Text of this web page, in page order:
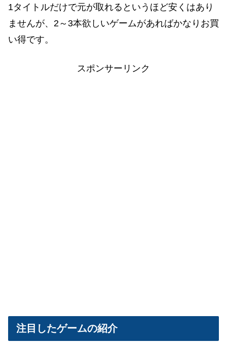
1タイトルだけで元が取れるというほど安くはあり
ませんが、2～3本欲しいゲームがあればかなりお買
い得です。
スポンサーリンク
注目したゲームの紹介